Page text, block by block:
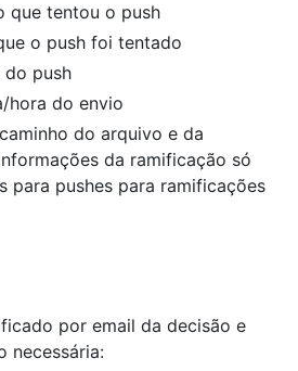
que tentou o push
o push foi tentado
do push
hora do envio
do arquivo e da
da ramificação só
para pushes para ramificações
por email da decisão e
necessária: